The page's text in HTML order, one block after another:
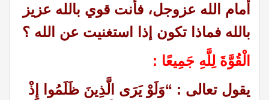
أمام الله عزوجل، فأنت قوي بالله عزيز
بالله فماذا تكون إذا استغنيت عن الله ؟
الْقُوَّةَ لِلَّهِ جَمِيعًا :
يقول تعالى : “وَلَوْ يَرَى الَّذِينَ ظَلَمُوا إِذْ